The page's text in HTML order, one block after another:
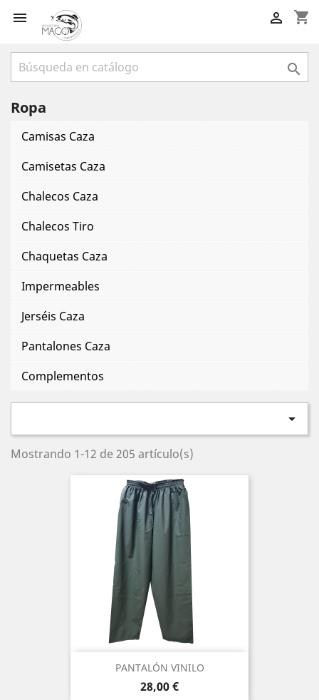
 shopping_cart


Ropa
Camisas Caza
Camisetas Caza
Chalecos Caza
Chalecos Tiro
Chaquetas Caza
Impermeables
Jerséis Caza
Pantalones Caza
Complementos

Mostrando 1-12 de 205 artículo(s)
PANTALÓN VINILO
Precio
28,00 €